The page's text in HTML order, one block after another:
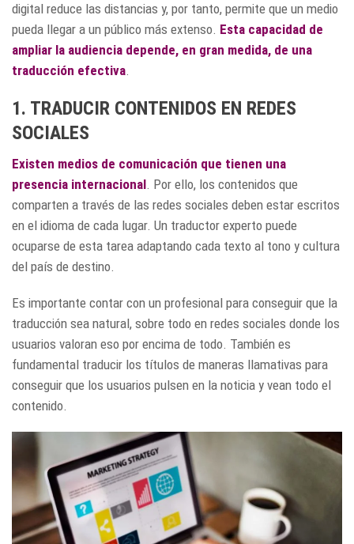
digital reduce las distancias y, por tanto, permite que un medio
pueda llegar a un público más extenso. Esta capacidad de
ampliar la audiencia depende, en gran medida, de una
traducción efectiva.
1. TRADUCIR CONTENIDOS EN REDES
SOCIALES
Existen medios de comunicación que tienen una
presencia internacional. Por ello, los contenidos que
comparten a través de las redes sociales deben estar escritos
en el idioma de cada lugar. Un traductor experto puede
ocuparse de esta tarea adaptando cada texto al tono y cultura
del país de destino.
Es importante contar con un profesional para conseguir que la
traducción sea natural, sobre todo en redes sociales donde los
usuarios valoran eso por encima de todo. También es
fundamental traducir los títulos de maneras llamativas para
conseguir que los usuarios pulsen en la noticia y vean todo el
contenido.